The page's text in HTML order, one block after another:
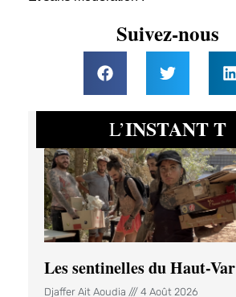
Suivez-nous
L’INSTANT T
Les sentinelles du Haut-Var
Djaffer Ait Aoudia 4 Août 2026